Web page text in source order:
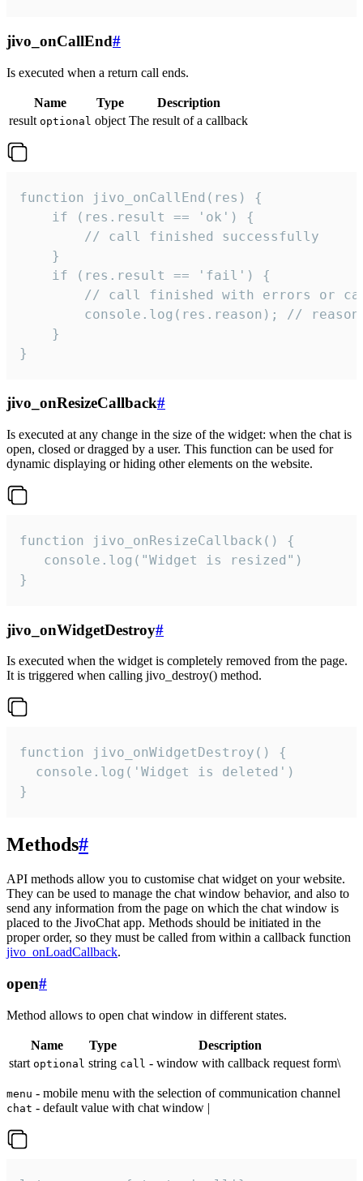
jivo_onCallEnd#
Is executed when a return call ends.
Name Type
Description
result optional object The result of a callback
function jivo_onCallEnd(res) {
    if (res.result == 'ok') {
        // call finished successfully
    }
    if (res.result == 'fail') {
// call finished with errors or
console.log(res.reason); //
    }
}
jivo_onResizeCallback#
Is executed at any change in the size of the widget: when the chat is
open, closed or dragged by a user. This function can be used for
dynamic displaying or hiding other elements on the website.
function jivo_onResizeCallback() {
   console.log("Widget is resized")
}
jivo_onWidgetDestroy#
Is executed when the widget is completely removed from the page.
It is triggered when calling jivo_destroy() method.
function jivo_onWidgetDestroy() {
  console.log('Widget is deleted')
}
Methods#
API methods allow you to customise chat widget on your website.
They can be used to manage the chat window behavior, and also to
send any information from the page on which the chat window is
placed to the JivoChat app. Methods should be initiated in the
proper order, so they must be called from within a callback function
jivo_onLoadCallback.
open#
Method allows to open chat window in different states.
Name Type
Description
start optional string call - window with callback request form\
menu - mobile menu with the selection of communication channel
chat - default value with chat window |